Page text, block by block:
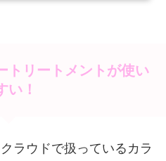
トリートメントが使い
い！
ラウドで扱っているカラ